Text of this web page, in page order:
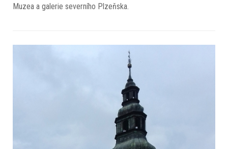
Muzea a galerie severního Plzeňska.